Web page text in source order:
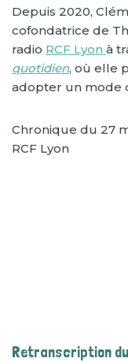
Depuis 2020,
cofondatrice de
radio RCF Lyon à
quotidien, où elle
adopter un mode
Chronique du 27
RCF Lyon
Retranscription